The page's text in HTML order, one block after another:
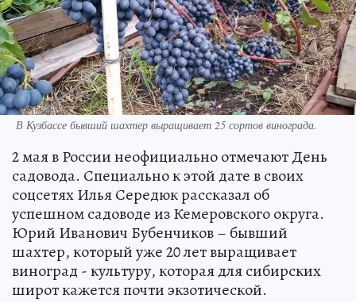
В Кузбассе бывший шахтер выращивает 25 сортов винограда.
2 мая в России неофициально отмечают День
садовода. Специально к этой дате в своих
соцсетях Илья Середюк рассказал об
успешном садоводе из Кемеровского округа.
Юрий Иванович Бубенчиков – бывший
шахтер, который уже 20 лет выращивает
виноград - культуру, которая для сибирских
широт кажется почти экзотической.